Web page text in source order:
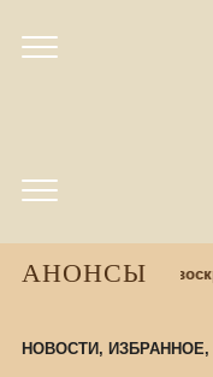
АНОНСЫ
Набор учащихся в
НОВОСТИ , ИЗБРАННОЕ,